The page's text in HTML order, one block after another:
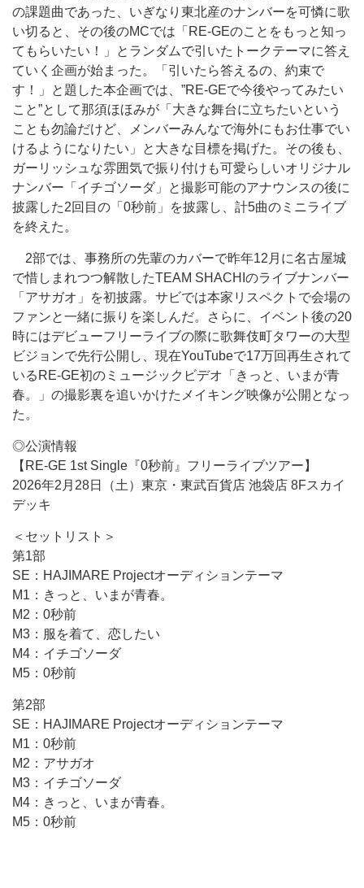
の課題曲であった、いぎなり東北産のナンバーを可憐に歌
い切ると、その後のMCでは「RE-GEのことをもっと知っ
てもらいたい！」とランダムで引いたトークテーマに答え
ていく企画が始まった。「引いたら答えるの、約束で
す！」と題した本企画では、”RE-GEで今後やってみたい
こと”として那須ほほみが「大きな舞台に立ちたいという
ことも勿論だけど、メンバーみんなで海外にもお仕事でい
けるようになりたい」と大きな目標を掲げた。その後も、
ガーリッシュな雰囲気で振り付けも可愛らしいオリジナル
ナンバー「イチゴソーダ」と撮影可能のアナウンスの後に
披露した2回目の「0秒前」を披露し、計5曲のミニライブ
を終えた。
2部では、事務所の先輩のカバーで昨年12月に名古屋城
で惜しまれつつ解散したTEAM SHACHIのライブナンバー
「アサガオ」を初披露。サビでは本家リスペクトで会場の
ファンと一緒に振りを楽しんだ。さらに、イベント後の20
時にはデビューフリーライブの際に歌舞伎町タワーの大型
ビジョンで先行公開し、現在YouTubeで17万回再生されて
いるRE-GE初のミュージックビデオ「きっと、いまが青
春。」の撮影裏を追いかけたメイキング映像が公開となっ
た。
◎公演情報
【RE-GE 1st Single『0秒前』フリーライブツアー】
2026年2月28日（土）東京・東武百貨店 池袋店 8Fスカイ
デッキ
＜セットリスト＞
第1部
SE：HAJIMARE Projectオーディションテーマ
M1：きっと、いまが青春。
M2：0秒前
M3：服を着て、恋したい
M4：イチゴソーダ
M5：0秒前
第2部
SE：HAJIMARE Projectオーディションテーマ
M1：0秒前
M2：アサガオ
M3：イチゴソーダ
M4：きっと、いまが青春。
M5：0秒前